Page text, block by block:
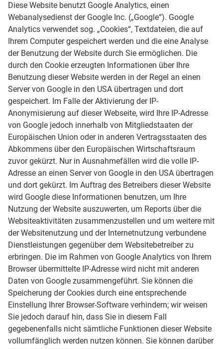
Diese Website benutzt Google Analytics, einen
Webanalysedienst der Google Inc. („Google“). Google
Analytics verwendet sog. „Cookies“, Textdateien, die auf
Ihrem Computer gespeichert werden und die eine Analyse
der Benutzung der Website durch Sie ermöglichen. Die
durch den Cookie erzeugten Informationen über Ihre
Benutzung dieser Website werden in der Regel an einen
Server von Google in den USA übertragen und dort
gespeichert. Im Falle der Aktivierung der IP-
Anonymisierung auf dieser Webseite, wird Ihre IP-Adresse
von Google jedoch innerhalb von Mitgliedstaaten der
Europäischen Union oder in anderen Vertragsstaaten des
Abkommens über den Europäischen Wirtschaftsraum
zuvor gekürzt. Nur in Ausnahmefällen wird die volle IP-
Adresse an einen Server von Google in den USA übertragen
und dort gekürzt. Im Auftrag des Betreibers dieser Website
wird Google diese Informationen benutzen, um Ihre
Nutzung der Website auszuwerten, um Reports über die
Websiteaktivitäten zusammenzustellen und um weitere mit
der Websitenutzung und der Internetnutzung verbundene
Dienstleistungen gegenüber dem Websitebetreiber zu
erbringen. Die im Rahmen von Google Analytics von Ihrem
Browser übermittelte IP-Adresse wird nicht mit anderen
Daten von Google zusammengeführt. Sie können die
Speicherung der Cookies durch eine entsprechende
Einstellung Ihrer Browser-Software verhindern; wir weisen
Sie jedoch darauf hin, dass Sie in diesem Fall
gegebenenfalls nicht sämtliche Funktionen dieser Website
vollumfänglich werden nutzen können. Sie können darüber